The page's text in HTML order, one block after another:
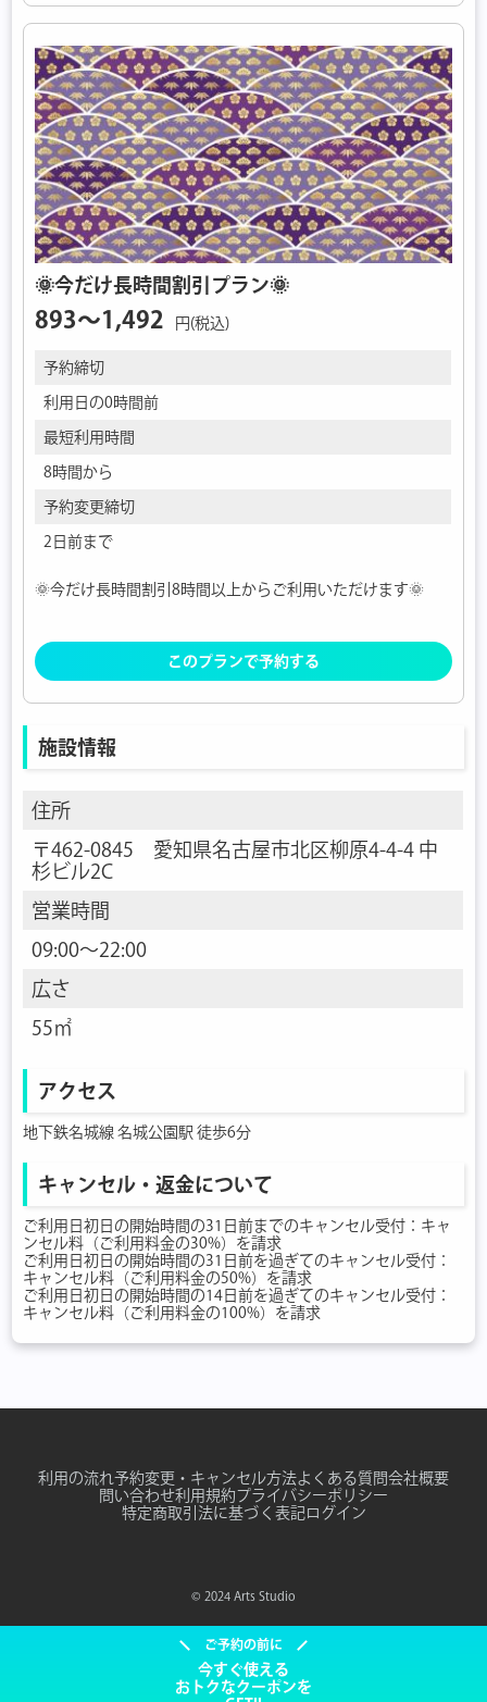
🌞今だけ長時間割引プラン🌞
893〜1,492 円(税込)
予約締切
利用日の0時間前
最短利用時間
8時間から
予約変更締切
2日前まで
🌞今だけ長時間割引8時間以上からご利用いただけます🌞
このプランで予約する
施設情報
住所
〒462-0845 愛知県名古屋市北区柳原4-4-4 中
杉ビル2C
営業時間
09:00〜22:00
広さ
55㎡
アクセス
地下鉄名城線 名城公園駅 徒歩6分
キャンセル・返金について
ご利用日初日の開始時間の31日前までのキャンセル受付：キャ
ンセル料（ご利用料金の30%）を請求
ご利用日初日の開始時間の31日前を過ぎてのキャンセル受付：
キャンセル料（ご利用料金の50%）を請求
ご利用日初日の開始時間の14日前を過ぎてのキャンセル受付：
キャンセル料（ご利用料金の100%）を請求
利用の流れ 予約変更・キャンセル方法よくある質問会社概要
問い合わせ利用規約プライバシーポリシー
特定商取引法に基づく表記 ログイン
© 2024 Arts Studio
ご予約の前に
今すぐ使える
おトクなクーポンを